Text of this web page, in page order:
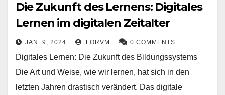
Die Zukunft des Lernens: Digitales
Lernen im digitalen Zeitalter
JAN. 9, 2024 FORVM 0 COMMENTS
Digitales Lernen: Die Zukunft des Bildungssystems
Die Art und Weise, wie wir lernen, hat sich in den
letzten Jahren drastisch verändert. Das digitale